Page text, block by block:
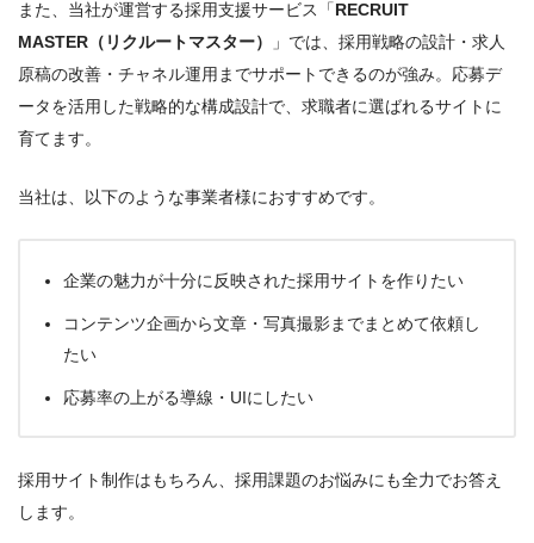
また、当社が運営する採用支援サービス「RECRUIT
MASTER（リクルートマスター）
」では、採用戦略の設計・求人
原稿の改善・チャネル運用までサポートできるのが強み。応募デ
ータを活用した戦略的な構成設計で、求職者に選ばれるサイトに
育てます。
当社は、以下のような事業者様におすすめです。
企業の魅力が十分に反映された採用サイトを作りたい
コンテンツ企画から文章・写真撮影までまとめて依頼し
たい
応募率の上がる導線・UIにしたい
採用サイト制作はもちろん、採用課題のお悩みにも全力でお答え
します。